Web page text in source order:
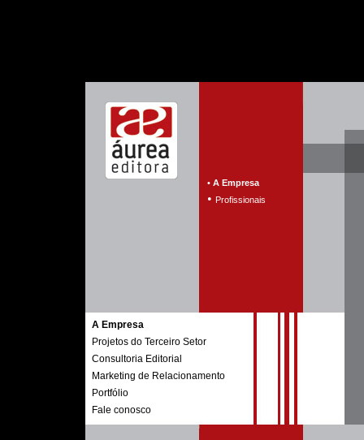
• A Empresa
• Profissionais
A Empresa
Projetos do Terceiro Setor
Consultoria Editorial
Marketing de Relacionamento
Portfólio
Fale conosco